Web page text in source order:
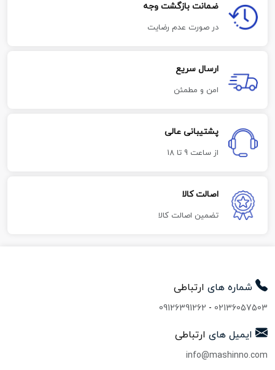
ضمانت بازگشت وجه
در صورت عدم رضایت
ارسال سریع
امن و مطمئن
پشتیبانی عالی
از ساعت 9 تا 18
اصالت کالا
تضمین اصالت کالا
شماره های ارتباطی
02136057503
-
09126391262
ایمیل های ارتباطی
info@mashinno.com